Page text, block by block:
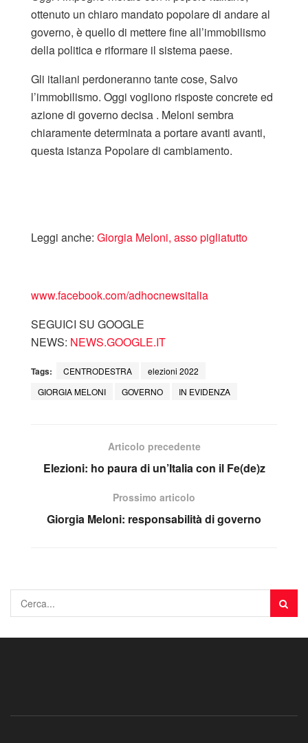
ottenuto un chiaro mandato popolare di andare al
governo, è quello di mettere fine all’immobilismo
della politica e riformare il sistema paese.
Gli italiani perdoneranno tante cose, Salvo
l’immobilismo. Oggi vogliono risposte concrete ed
azione di governo decisa . Meloni sembra
chiaramente determinata a portare avanti avanti,
questa istanza Popolare di cambiamento.
Leggi anche: Giorgia Meloni, asso pigliatutto
www.facebook.com/adhocnewsitalia
SEGUICI SU GOOGLE
NEWS: NEWS.GOOGLE.IT
Tags: CENTRODESTRA
elezioni 2022
GIORGIA MELONI
GOVERNO IN EVIDENZA
Articolo precedente
Elezioni: ho paura di un’Italia con il Fe(de)z
Prossimo articolo
Giorgia Meloni: responsabilità di governo